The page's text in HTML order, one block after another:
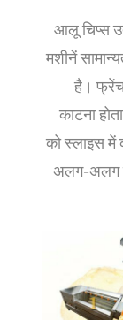
आलू चिप्स
मशीनें
है। फ्रेंच
काटना
को स्लाइस में
अलग-अलग